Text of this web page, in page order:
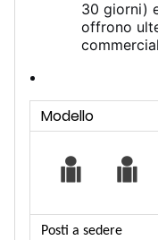
30 giorni)
offrono
Modello
Posti a sedere